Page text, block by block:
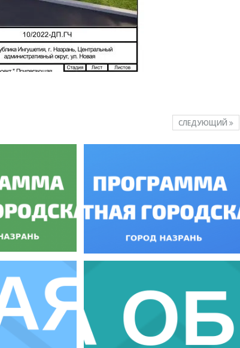
СЛЕДУЮЩИЙ